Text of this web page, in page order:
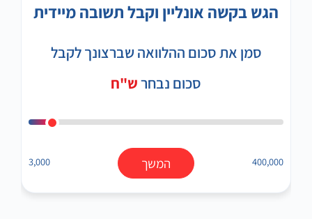
הגש בקשה אונליין וקבל תשובה מיידית
סמן את סכום ההלוואה שברצונך לקבל
סכום נבחרש"ח
3,000 400,000 המשך